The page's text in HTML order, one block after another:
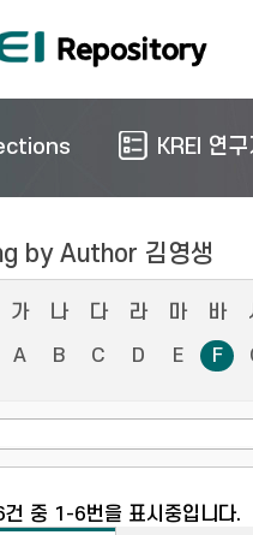
KREI 연
by Author 김영생
가 나 다 라 마 바
A B C D E F
건 중 1-6번을 표시중입니다.